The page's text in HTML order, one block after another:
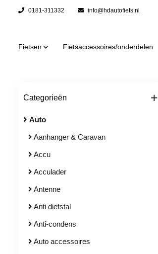
0181-311332 info@hdautofiets.nl
Fietsen Fietsaccessoires/onderdelen
Categorieën +
Auto
Aanhanger & Caravan
Accu
Acculader
Antenne
Anti diefstal
Anti-condens
Auto accessoires